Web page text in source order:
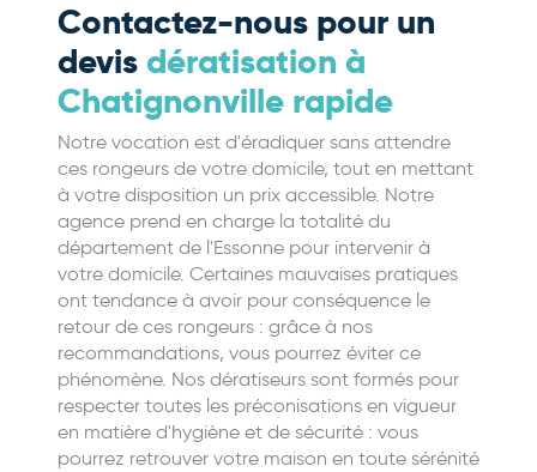
Contactez-nous pour un
devis dératisation à
Chatignonville rapide
Notre vocation est d'éradiquer sans attendre
ces rongeurs de votre domicile, tout en mettant
à votre disposition un prix accessible. Notre
agence prend en charge la totalité du
département de l'Essonne pour intervenir à
votre domicile. Certaines mauvaises pratiques
ont tendance à avoir pour conséquence le
retour de ces rongeurs : grâce à nos
recommandations, vous pourrez éviter ce
phénomène. Nos dératiseurs sont formés pour
respecter toutes les préconisations en vigueur
en matière d'hygiène et de sécurité : vous
pourrez retrouver votre maison en toute sérénité